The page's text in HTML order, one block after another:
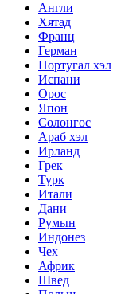
Англи
Хятад
Франц
Герман
Португал хэл
Испани
Орос
Япон
Солонгос
Араб хэл
Ирланд
Грек
Турк
Итали
Дани
Румын
Индонез
Чех
Африк
Швед